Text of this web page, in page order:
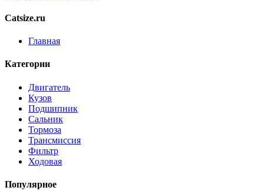
Catsize.ru
Главная
Категории
Двигатель
Кузов
Подшипник
Сальник
Тормоза
Трансмиссия
Фильтр
Ходовая
Популярное